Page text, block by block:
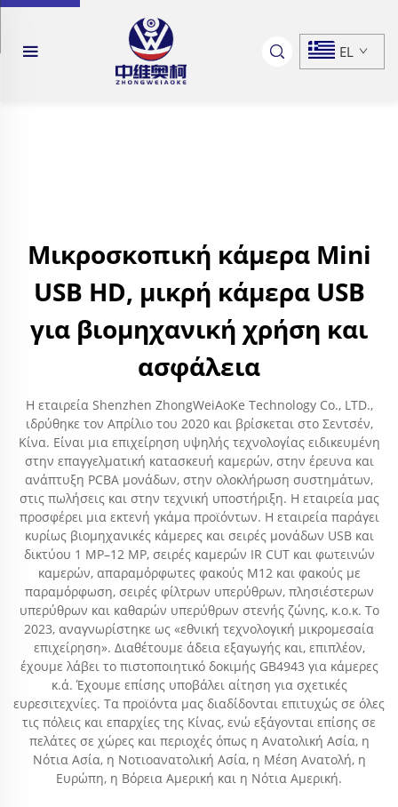
EL
Μικροσκοπική κάμερα Mini
USB HD, μικρή κάμερα USB
για βιομηχανική χρήση και
ασφάλεια
Η εταιρεία Shenzhen ZhongWeiAoKe Technology Co., LTD.,
ιδρύθηκε τον Απρίλιο του 2020 και βρίσκεται στο Σεντσέν,
Κίνα. Είναι μια επιχείρηση υψηλής τεχνολογίας ειδικευμένη
στην επαγγελματική κατασκευή καμερών, στην έρευνα και
ανάπτυξη PCBA μονάδων, στην ολοκλήρωση συστημάτων,
στις πωλήσεις και στην τεχνική υποστήριξη. Η εταιρεία μας
προσφέρει μια εκτενή γκάμα προϊόντων. Η εταιρεία παράγει
κυρίως βιομηχανικές κάμερες και σειρές μονάδων USB και
δικτύου 1 MP–12 MP, σειρές καμερών IR CUT και φωτεινών
καμερών, απαραμόρφωτες φακούς M12 και φακούς με
παραμόρφωση, σειρές φίλτρων υπερύθρων, πλησιέστερων
υπερύθρων και καθαρών υπερύθρων στενής ζώνης, κ.ο.κ. Το
2023, αναγνωρίστηκε ως «εθνική τεχνολογική μικρομεσαία
επιχείρηση». Διαθέτουμε άδεια εξαγωγής και, επιπλέον,
έχουμε λάβει το πιστοποιητικό δοκιμής GB4943 για κάμερες
κ.ά. Έχουμε επίσης υποβάλει αίτηση για σχετικές
ευρεσιτεχνίες. Τα προϊόντα μας διαδίδονται επιτυχώς σε όλες
τις πόλεις και επαρχίες της Κίνας, ενώ εξάγονται επίσης σε
πελάτες σε χώρες και περιοχές όπως η Ανατολική Ασία, η
Νότια Ασία, η Νοτιοανατολική Ασία, η Μέση Ανατολή, η
Ευρώπη, η Βόρεια Αμερική και η Νότια Αμερική.